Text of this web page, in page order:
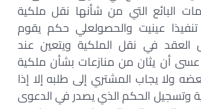
البائع التي من شأنها نقل ملكية
تنفيذا عينيت والحصولعلي حكم يقوم
في نقل الملكية ويتعين عند
أن يثان من منازعات بشأن ملكية
ولا يجاب المشتري إلى طلبه إلا إذا
وتسجيل الحكم الذي يصدر في الدعوى